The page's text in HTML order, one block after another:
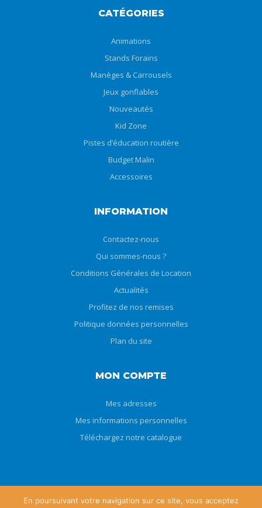
CATÉGORIES
Animations
Stands Forains
Manèges & Carrousels
Jeux gonflables
Nouveautés
Kid Zone
Pistes d’éducation routière
Budget Malin
Accessoires
INFORMATION
Contactez-nous
Qui sommes-nous ?
Conditions Générales de Location
Actualités
Profitez de nos remises
Politique données personnelles
Plan du site
MON COMPTE
Mes adresses
Mes informations personnelles
Téléchargez notre catalogue
En poursuivant votre navigation sur ce site, vous acceptez